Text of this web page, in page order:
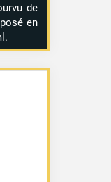
de
en